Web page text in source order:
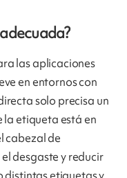
las aplicaciones
en entornos con
solo precisa un
etiqueta está en
cabezal de
desgaste y reducir
distintas etiquetas y